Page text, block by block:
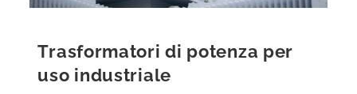
Trasformatori di potenza per
uso industriale